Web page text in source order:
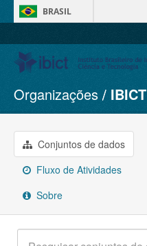
BRASIL
Conjuntos de dados
Organizações
Grupos
Sobre
Organizações IBICT
Conjuntos de dados
Fluxo de Atividades
Sobre